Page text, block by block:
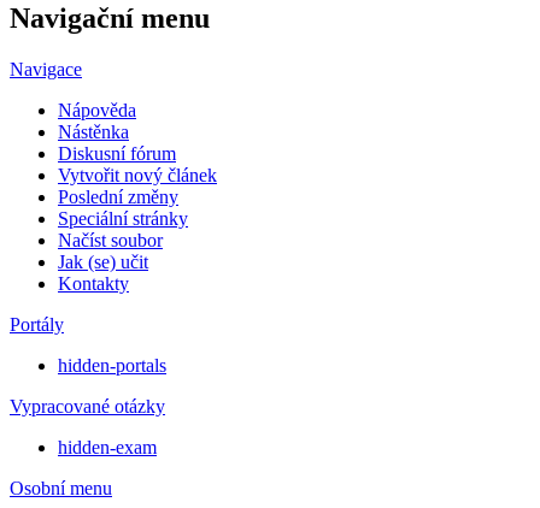
Navigační menu
Navigace
Nápověda
Nástěnka
Diskusní fórum
Vytvořit nový článek
Poslední změny
Speciální stránky
Načíst soubor
Jak (se) učit
Kontakty
Portály
hidden-portals
Vypracované otázky
hidden-exam
Osobní menu